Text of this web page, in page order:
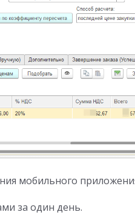
мобильного
за один день.